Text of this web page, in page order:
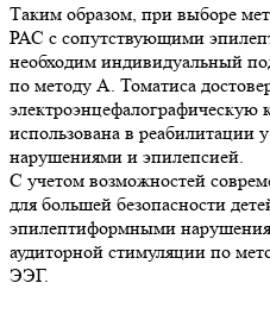
Таким образом, при выборе
РАС с сопутствующими
необходим индивидуальный
по методу А. Томатиса
использована в
нарушениями и эпилепсией.
С учетом возможностей
для большей безопасности
эпилептиформными
аудиторной стимуляции по
ЭЭГ.